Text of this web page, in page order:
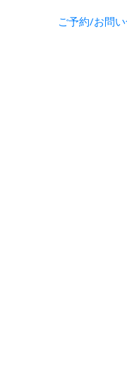
ご予約/お問